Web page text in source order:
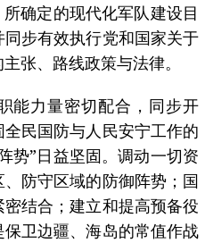
确定的现代化军队建设目
步有效执行党和国家关于
张、路线政策与法律。
能力量密切配合，同步开
民国防与人民安宁工作的
势”日益坚固。调动一切资
防守区域的防御阵势；国
结合；建立和提高预备役
卫边疆、海岛的常值作战